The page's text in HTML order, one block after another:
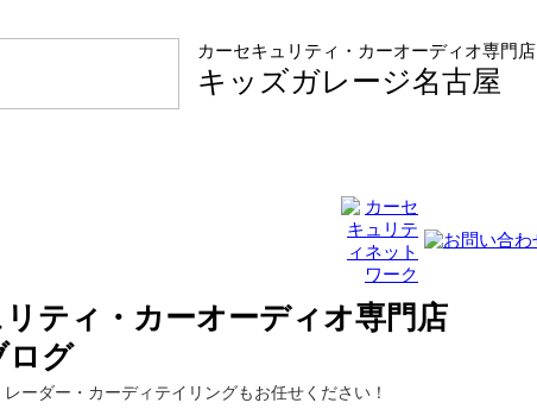
カーセキュリティ・カーオーディオ専門店
キッズガレージ名古屋
ティ・カーオーディオ専門店
ログ
ーダー・カーディテイリングもお任せください！